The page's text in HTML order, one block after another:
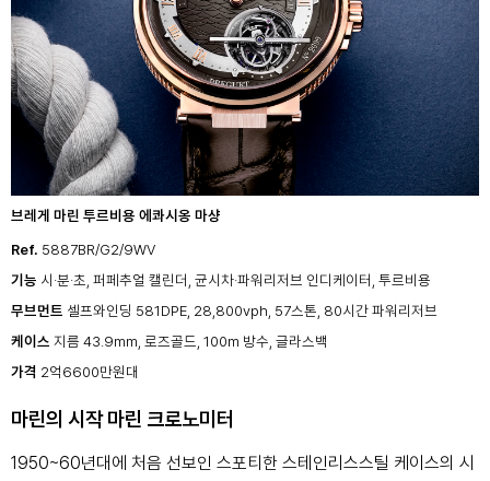
브레게 마린 투르비용 에콰시옹 마샹
Ref. 5887BR/G2/9WV
기능 시·분·초, 퍼페추얼 캘린더, 균시차·파워리저브 인디케이터, 투르비용
무브먼트 셀프와인딩 581DPE, 28,800vph, 57스톤, 80시간 파워리저브
케이스 지름 43.9mm, 로즈골드, 100m 방수, 글라스백
가격 2억6600만원대
마린의 시작 마린 크로노미터
1950~60년대에 처음 선보인 스포티한 스테인리스스틸 케이스의 시